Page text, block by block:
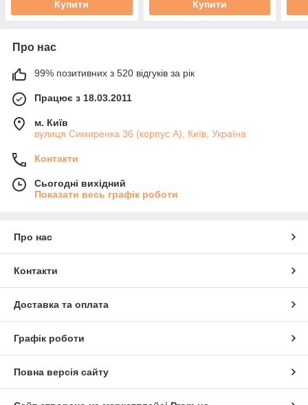
Купити Купити
Про нас
99% позитивних з 520 відгуків за рік
Працює з 18.03.2011
м. Київ
вулиця Симиренка 36 (корпус А), Київ, Україна
Контакти
Сьогодні вихідний
Показати весь графік роботи
Про нас
Контакти
Доставка та оплата
Графік роботи
Повна версія сайту